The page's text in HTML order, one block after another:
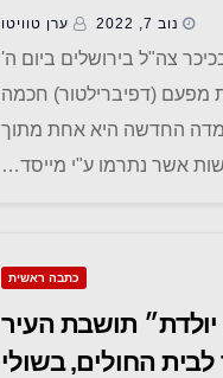
יוצבו בירושליםנוב 7, 2022 ערן טוויטו
צה"ל בירושלים ביום ה'
מפעם (דפיברילטור) חכמה
החדשה היא אחת מתוך
כתבה ראשית
יולדת״ תושבת העיר
החולים, בשולי